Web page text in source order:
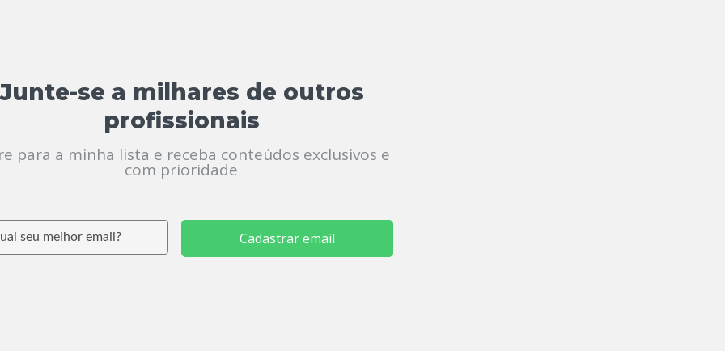
se a milhares de outros
profissionais
para a minha lista e receba conteúdos exclusivos e
com prioridade
Cadastrar email